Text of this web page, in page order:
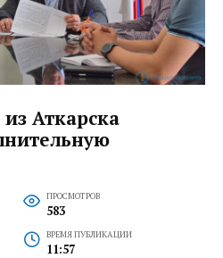
Аткарска
ПРОСМОТРОВ
583
ВРЕМЯ ПУБЛИКАЦИИ
11:57